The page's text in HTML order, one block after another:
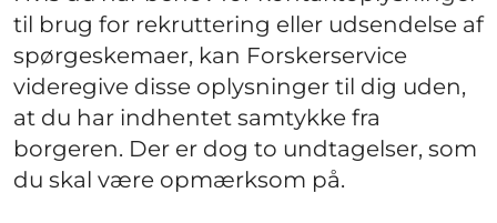
til brug for rekruttering eller udsendelse af
spørgeskemaer, kan Forskerservice
videregive disse oplysninger til dig uden,
at du har indhentet samtykke fra
borgeren. Der er dog to undtagelser, som
du skal være opmærksom på.